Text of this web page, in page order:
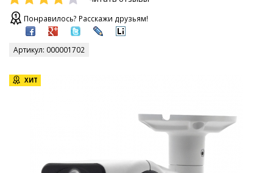
Понравилось? Расскажи друзьям!
Артикул: 000001702
ХИТ